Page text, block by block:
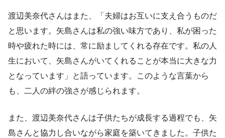
渡辺美奈代さんはまた、「夫婦はお互いに支え合うものだ
と思います。矢島さんは私の強い味方であり、私が困った
時や疲れた時には、常に励ましてくれる存在です。私の人
生において、矢島さんがいてくれることが本当に大きな力
となっています」と語っています。このような言葉から
も、二人の絆の強さが感じられます。
また、渡辺美奈代さんは子供たちが成長する過程でも、矢
島さんと協力し合いながら家庭を築いてきました。子供た